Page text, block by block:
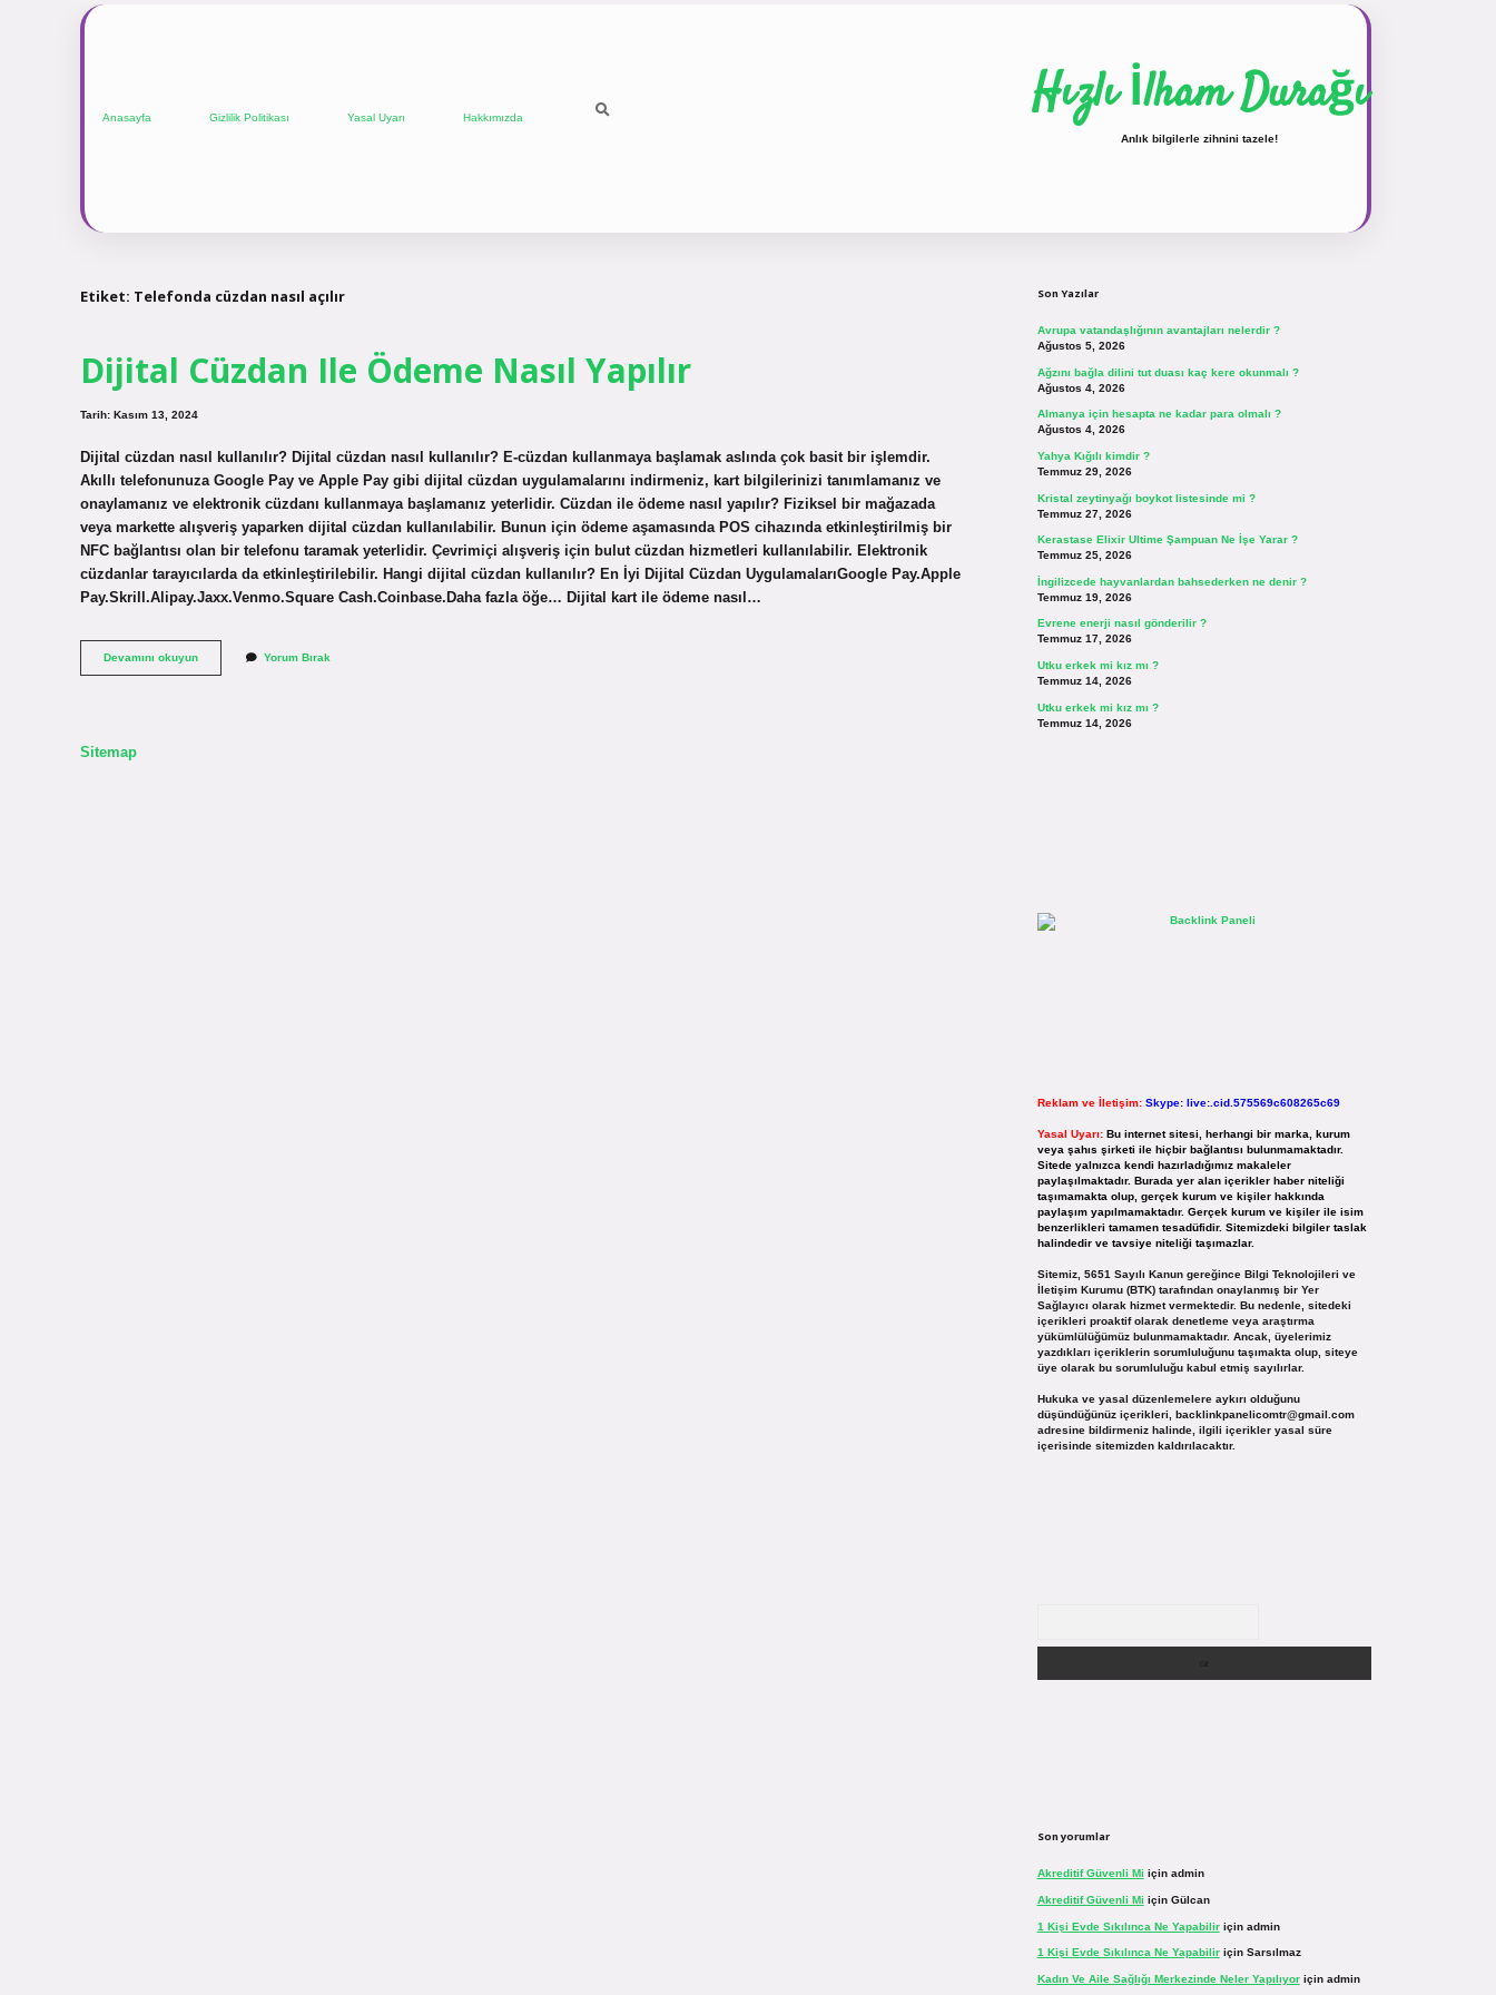
Anasayfa Gizlilik Politikası Yasal Uyarı Hakkımızda Hızlı İlham Durağı
Anlık bilgilerle zihnini tazele!
Etiket: Telefonda cüzdan nasıl açılır
Dijital Cüzdan Ile Ödeme Nasıl Yapılır
Tarih: Kasım 13, 2024
Dijital cüzdan nasıl kullanılır? Dijital cüzdan nasıl kullanılır? E-cüzdan kullanmaya başlamak aslında çok basit bir işlemdir.
Akıllı telefonunuza Google Pay ve Apple Pay gibi dijital cüzdan uygulamalarını indirmeniz, kart bilgilerinizi tanımlamanız ve
onaylamanız ve elektronik cüzdanı kullanmaya başlamanız yeterlidir. Cüzdan ile ödeme nasıl yapılır? Fiziksel bir mağazada
veya markette alışveriş yaparken dijital cüzdan kullanılabilir. Bunun için ödeme aşamasında POS cihazında etkinleştirilmiş bir
NFC bağlantısı olan bir telefonu taramak yeterlidir. Çevrimiçi alışveriş için bulut cüzdan hizmetleri kullanılabilir. Elektronik
cüzdanlar tarayıcılarda da etkinleştirilebilir. Hangi dijital cüzdan kullanılır? En İyi Dijital Cüzdan UygulamalarıGoogle Pay.Apple
Pay.Skrill.Alipay.Jaxx.Venmo.Square Cash.Coinbase.Daha fazla öğe… Dijital kart ile ödeme nasıl…
Devamını okuyunDijital
Cüzdan
Yorum Bırak
Sitemap
Son Yazılar
Avrupa vatandaşlığının avantajları nelerdir ?
Ağustos 5, 2026
Ağzını bağla dilini tut duası kaç kere okunmalı ?
Ağustos 4, 2026
Almanya için hesapta ne kadar para olmalı ?
Ağustos 4, 2026
Yahya Kığılı kimdir ?
Temmuz 29, 2026
Kristal zeytinyağı boykot listesinde mi ?
Temmuz 27, 2026
Kerastase Elixir Ultime Şampuan Ne İşe Yarar ?
Temmuz 25, 2026
İngilizcede hayvanlardan bahsederken ne denir ?
Temmuz 19, 2026
Evrene enerji nasıl gönderilir ?
Temmuz 17, 2026
Utku erkek mi kız mı ?
Temmuz 14, 2026
Utku erkek mi kız mı ?
Temmuz 14, 2026
Reklam ve İletişim: Skype: live:.cid.575569c608265c69
Yasal Uyarı: Bu internet sitesi, herhangi bir marka, kurum
veya şahıs şirketi ile hiçbir bağlantısı bulunmamaktadır.
Sitede yalnızca kendi hazırladığımız makaleler
paylaşılmaktadır. Burada yer alan içerikler haber niteliği
taşımamakta olup, gerçek kurum ve kişiler hakkında
paylaşım yapılmamaktadır. Gerçek kurum ve kişiler ile isim
benzerlikleri tamamen tesadüfidir. Sitemizdeki bilgiler taslak
halindedir ve tavsiye niteliği taşımazlar.
Sitemiz, 5651 Sayılı Kanun gereğince Bilgi Teknolojileri ve
İletişim Kurumu (BTK) tarafından onaylanmış bir Yer
Sağlayıcı olarak hizmet vermektedir. Bu nedenle, sitedeki
içerikleri proaktif olarak denetleme veya araştırma
yükümlülüğümüz bulunmamaktadır. Ancak, üyelerimiz
yazdıkları içeriklerin sorumluluğunu taşımakta olup, siteye
üye olarak bu sorumluluğu kabul etmiş sayılırlar.
Hukuka ve yasal düzenlemelere aykırı olduğunu
düşündüğünüz içerikleri, backlinkpanelicomtr@gmail.com
adresine bildirmeniz halinde, ilgili içerikler yasal süre
içerisinde sitemizden kaldırılacaktır.
Son yorumlar
Akreditif Güvenli Mi için admin
Akreditif Güvenli Mi için Gülcan
1 Kişi Evde Sıkılınca Ne Yapabiliriçin admin
1 Kişi Evde Sıkılınca Ne Yapabiliriçin Sarsılmaz
Kadın Ve Aile Sağlığı Merkezinde Neler Yapılıyoriçin admin